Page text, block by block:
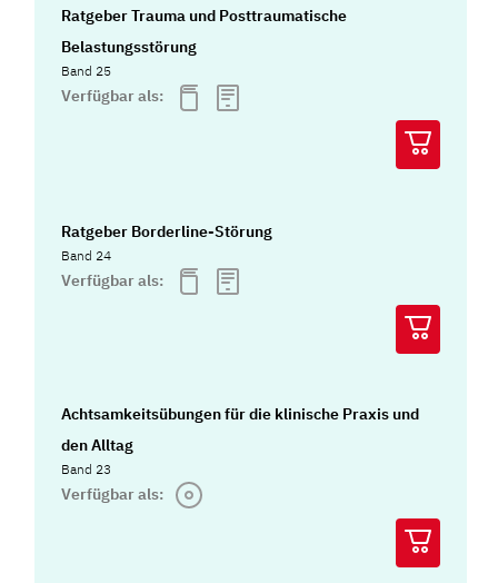
Ratgeber Trauma und Posttraumatische
Belastungsstörung
Band 25
Verfügbar als:
Ratgeber Borderline-Störung
Band 24
Verfügbar als:
Achtsamkeitsübungen für die klinische Praxis und
den Alltag
Band 23
Verfügbar als: